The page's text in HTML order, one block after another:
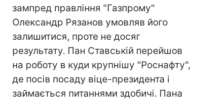
зампред правління "Газпрому"
Олександр Рязанов умовляв його
залишитися, проте не досяг
результату. Пан Ставській перейшов
на роботу в куди крупнішу "Роснафту",
де посів посаду віце-президента і
займається питаннями здобичі. Пана